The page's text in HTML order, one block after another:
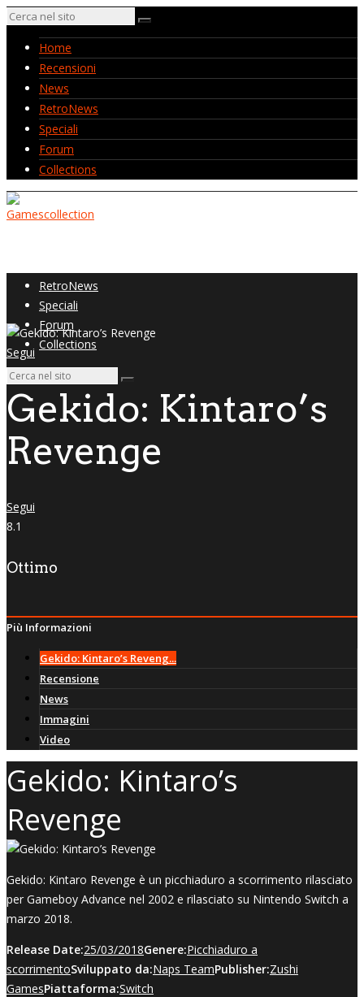
Home
Recensioni
News
RetroNews
Speciali
Forum
Collections
RetroNews
Speciali
Forum
Collections
Segui
Gekido: Kintaro’s
Revenge
Segui
8.1
Ottimo
Più Informazioni
Gekido: Kintaro’s Reveng...
Recensione
News
Immagini
Video
Gekido: Kintaro’s
Revenge
Gekido: Kintaro Revenge è un picchiaduro a scorrimento rilasciato
per Gameboy Advance nel 2002 e rilasciato su Nintendo Switch a
marzo 2018.
Release Date:25/03/2018Genere:Picchiaduro a
scorrimentoSviluppato da:Naps TeamPublisher:Zushi
GamesPiattaforma:Switch